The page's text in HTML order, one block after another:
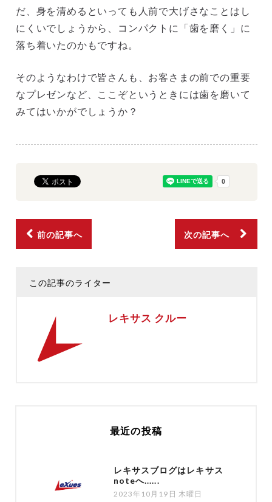
だ、身を清めるといっても人前で大げさなことはし
にくいでしょうから、コンパクトに「歯を磨く」に
落ち着いたのかもですね。
そのようなわけで皆さんも、お客さまの前での重要
なプレゼンなど、ここぞというときには歯を磨いて
みてはいかがでしょうか？
前の記事へ 次の記事へ
この記事のライター
レキサス クルー
最近の投稿
レキサスブログはレキサス
noteへ......
2023年10月19日 木曜日